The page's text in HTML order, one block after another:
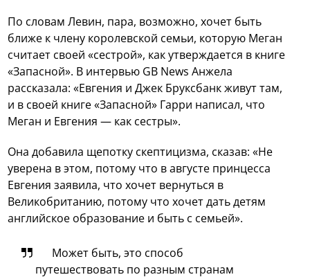
По словам Левин, пара, возможно, хочет быть
ближе к члену королевской семьи, которую Меган
считает своей «сестрой», как утверждается в книге
«Запасной». В интервью GB News Анжела
рассказала: «Евгения и Джек Бруксбанк живут там,
и в своей книге «Запасной» Гарри написал, что
Меган и Евгения — как сестры».
Она добавила щепотку скептицизма, сказав: «Не
уверена в этом, потому что в августе принцесса
Евгения заявила, что хочет вернуться в
Великобританию, потому что хочет дать детям
английское образование и быть с семьей».
Может быть, это способ
путешествовать по разным странам